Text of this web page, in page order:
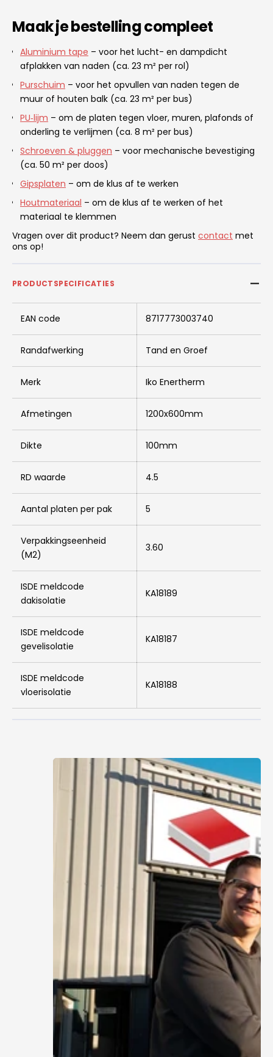
Maak je bestelling compleet
Aluminium tape – voor het lucht- en dampdicht
afplakken van naden (ca. 23 m² per rol)
Purschuim – voor het opvullen van naden tegen de
muur of houten balk (ca. 23 m² per bus)
PU‑lijm – om de platen tegen vloer, muren, plafonds of
onderling te verlijmen (ca. 8 m² per bus)
Schroeven & pluggen – voor mechanische bevestiging
(ca. 50 m² per doos)
Gipsplaten – om de klus af te werken
Houtmateriaal – om de klus af te werken of het
materiaal te klemmen
Vragen over dit product? Neem dan gerust contact met
ons op!
PRODUCTSPECIFICATIES
EAN code 8717773003740
Randafwerking Tand en Groef
Merk Iko Enertherm
Afmetingen 1200x600mm
Dikte 100mm
RD waarde 4.5
Aantal platen per pak 5
Verpakkingseenheid
(M2)
3.60
ISDE meldcode
dakisolatie
KA18189
ISDE meldcode
gevelisolatie
KA18187
ISDE meldcode
vloerisolatie
KA18188